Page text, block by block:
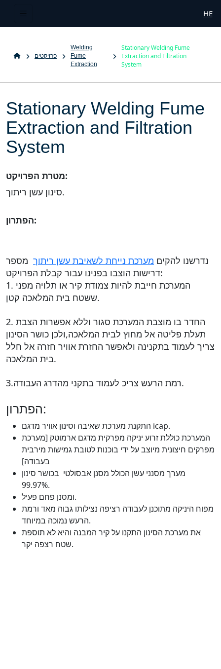
HE
פרויקטים
Welding
Fume
Extraction
Stationary Welding Fume
Extraction and Filtration
System
Stationary Welding Fume
Extraction and Filtration
System
מטרת הפרויקט:
סינון עשן ריתוך.
הפתרון:
נדרשנו להקים מערכת נייחת לשאיבת עשן ריתוך מספר
דרישות הוצבו בפנינו עבור קבלת הפרויקט:
1. המערכת חייבת להיות צמודת קיר או תלויה מפני
ששטח בית המלאכה קטן.
2. החדר בו מוצבת המערכת סגור וללא אפשרות הצבת
תעלת פליטה אל מחוץ לבית המלאכה,ולכן כושר הסינון
צריך לעמוד בתקנינה ולאפשר החזרת אוויר חזרה אל חלל
בית המלאכה.
3.רמת הרעש צריכ לעמוד בתקני מהדרג העבודה.
הפתרון:
התקנת מערכת שאיבה וסינון אוויר מדגם icap.
המערכת כוללת זרוע יניקה מפרקית מדגם ארמוטק [מערכת
מפרקים חיצונית מיוצב על ידי בוכנות לטובת גמישות מירבית
בעבודה]
מערך מסנני עשן הכולל מסנן אבסולטי בכושר סינון
99.97%.
ומסנן פחם פעיל.
מפוח היניקה מתוכנן לעבודה רציפה נצילותו גבוה מאד ורמת
הרעש נמוכה במיוחד.
את מערכת הסינון התקנו על קיר המבנה והיא לא תוספת
שטח רצפה יקר.